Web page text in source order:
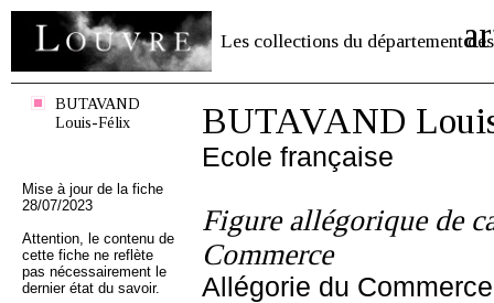
Les collections du département des
BUTAVAND
Louis-Félix
Mise à jour de la fiche
28/07/2023
Attention, le contenu de
cette fiche ne reflète
pas nécessairement le
dernier état du savoir.
BUTAVAND
Ecole française
Figure allégorique de
Commerce
Allégorie du Commerce